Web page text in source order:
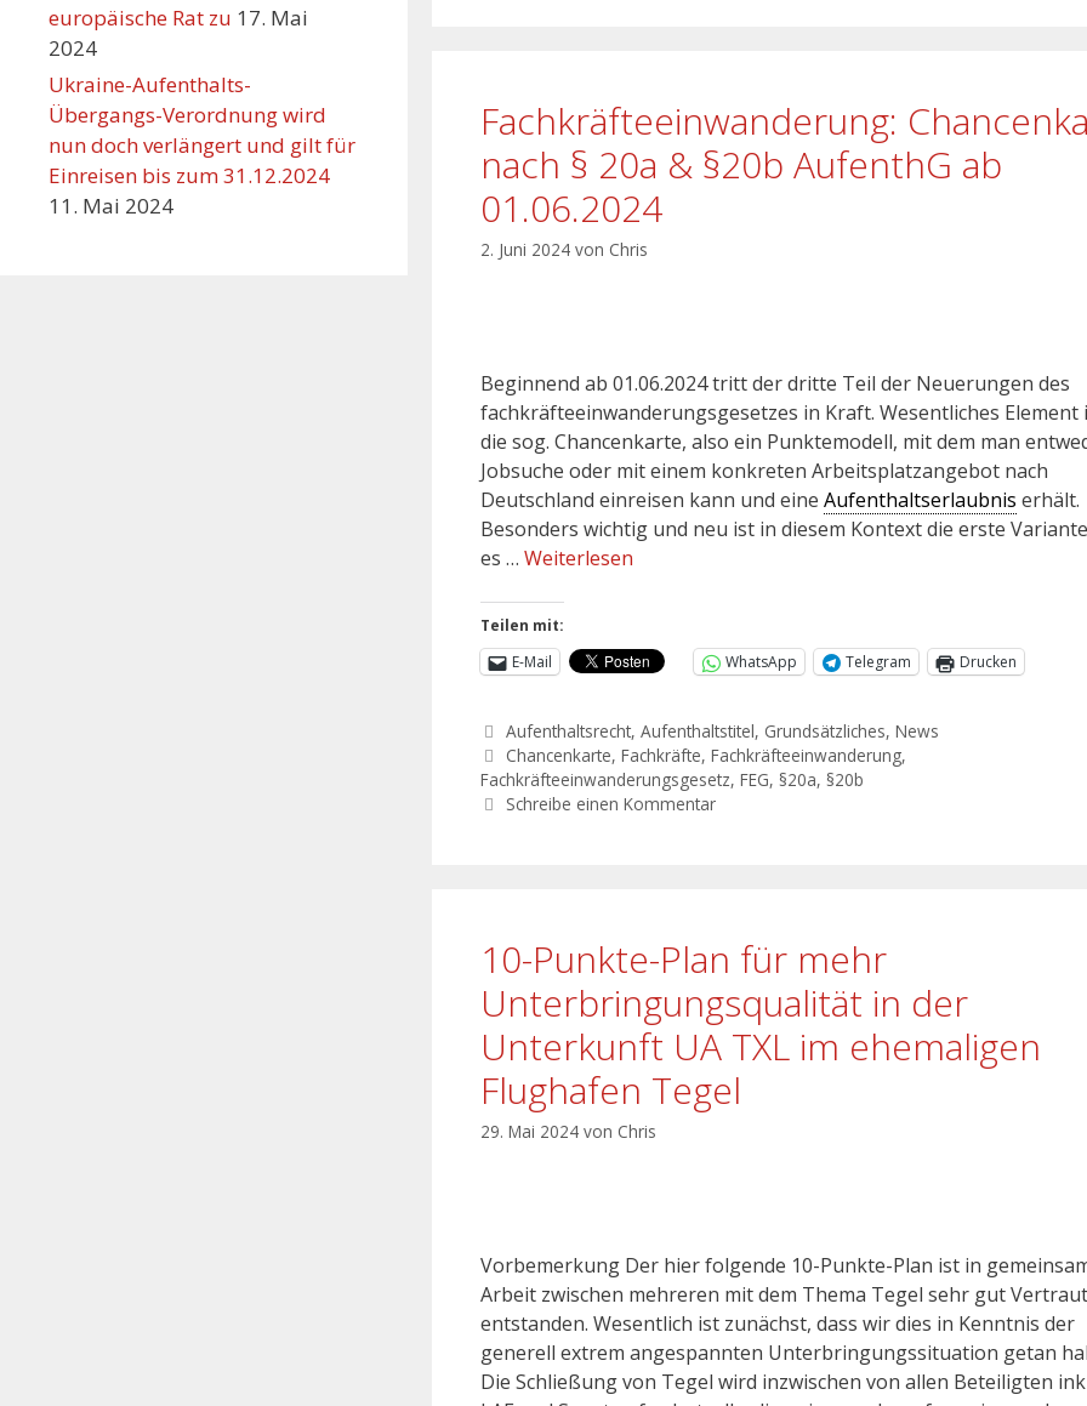
Fachkräfteeinwanderung:
nach § 20a & §20b AufenthG ab
01.06.2024
2. Juni 2024 von Chris
Beginnend ab 01.06.2024 tritt der dritte Teil der Neuerungen des
fachkräfteeinwanderungsgesetzes in Kraft. Wesentliches Element
die sog. Chancenkarte, also ein Punktemodell, mit dem man
Jobsuche oder mit einem konkreten Arbeitsplatzangebot nach
Deutschland einreisen kann und eine Aufenthaltserlaubnis erhält.
Besonders wichtig und neu ist in diesem Kontext die erste
es … Weiterlesen
Teilen mit:
E-Mail
WhatsApp Telegram Drucken
Aufenthaltsrecht,Aufenthaltstitel, Grundsätzliches,News
Chancenkarte,Fachkräfte,Fachkräfteeinwanderung,
Fachkräfteeinwanderungsgesetz, FEG, §20a, §20b
Schreibe einen Kommentar
10-Punkte-Plan für mehr
Unterbringungsqualität in der
Unterkunft UA TXL im ehemaligen
Flughafen Tegel
29. Mai 2024 von Chris
Vorbemerkung Der hier folgende 10-Punkte-Plan ist in
Arbeit zwischen mehreren mit dem Thema Tegel sehr gut
entstanden. Wesentlich ist zunächst, dass wir dies in Kenntnis der
generell extrem angespannten Unterbringungssituation getan
Die Schließung von Tegel wird inzwischen von allen Beteiligten
europäische Rat zu 17. Mai
2024
Ukraine-Aufenthalts-
Übergangs-Verordnung wird
nun doch verlängert und gilt für
Einreisen bis zum 31.12.2024
11. Mai 2024